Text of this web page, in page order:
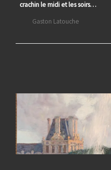
crachin le midi et les soirs…
Gaston Latouche